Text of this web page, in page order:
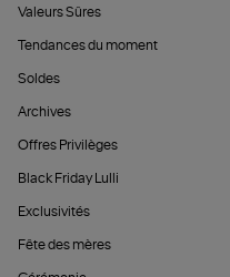
Valeurs Sûres
Tendances du moment
Soldes
Archives
Offres Privilèges
Black Friday Lulli
Exclusivités
Fête des mères